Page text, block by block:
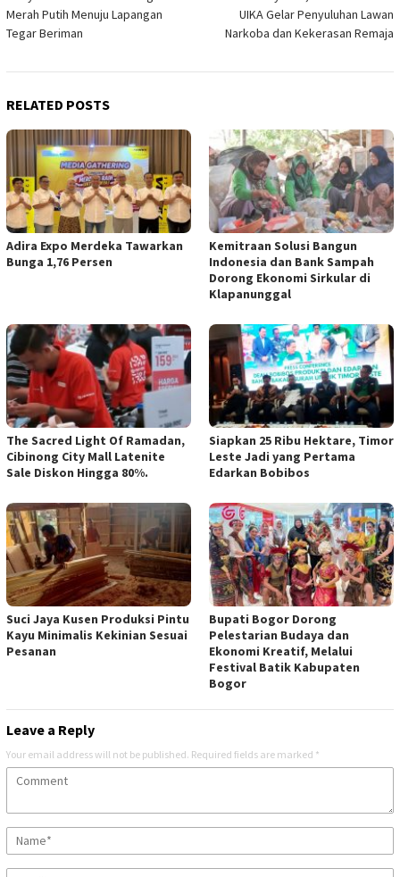
Merah Putih Menuju Lapangan
Tegar Beriman
UIKA Gelar Penyuluhan Lawan
Narkoba dan Kekerasan Remaja
RELATED POSTS
Adira Expo Merdeka Tawarkan
Bunga 1,76 Persen
Kemitraan Solusi Bangun
Indonesia dan Bank Sampah
Dorong Ekonomi Sirkular di
Klapanunggal
The Sacred Light Of Ramadan,
Cibinong City Mall Latenite
Sale Diskon Hingga 80%.
Siapkan 25 Ribu Hektare, Timor
Leste Jadi yang Pertama
Edarkan Bobibos
Suci Jaya Kusen Produksi Pintu
Kayu Minimalis Kekinian Sesuai
Pesanan
Bupati Bogor Dorong
Pelestarian Budaya dan
Ekonomi Kreatif, Melalui
Festival Batik Kabupaten
Bogor
Leave a Reply
Your email address will not be published. Required fields are marked *